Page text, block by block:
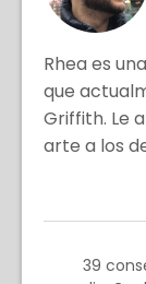
Rhea es
que
Griffith. Le
arte a los
39